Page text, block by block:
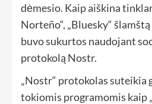
dėmesio. Kaip aiškina
Norteño“, „Bluesky“
buvo sukurtos naudojant
protokolą Nostr.
„Nostr“ protokolas suteikia
tokiomis programomis kaip